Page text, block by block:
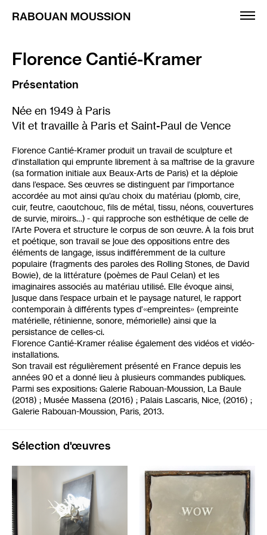
RABOUAN MOUSSION
Expositions
Artistes
Foires
Éditions
Informations
English
Florence Cantié-Kramer
Présentation
Née en 1949 à Paris
Vit et travaille à Paris et Saint-Paul de Vence
Florence Cantié-Kramer produit un travail de sculpture et
d’installation qui emprunte librement à sa maîtrise de la gravure
(sa formation initiale aux Beaux-Arts de Paris) et la déploie
dans l’espace. Ses œuvres se distinguent par l’importance
accordée au mot ainsi qu’au choix du matériau (plomb, cire,
cuir, feutre, caoutchouc, fils de métal, tissu, néons, couvertures
de survie, miroirs…) - qui rapproche son esthétique de celle de
l’Arte Povera et structure le corpus de son œuvre. À la fois brut
et poétique, son travail se joue des oppositions entre des
éléments de langage, issus indifféremment de la culture
populaire (fragments des paroles des Rolling Stones, de David
Bowie), de la littérature (poèmes de Paul Celan) et les
imaginaires associés au matériau utilisé. Elle évoque ainsi,
jusque dans l’espace urbain et le paysage naturel, le rapport
contemporain à différents types d’«empreintes» (empreinte
matérielle, rétinienne, sonore, mémorielle) ainsi que la
persistance de celles-ci.
Florence Cantié-Kramer réalise également des vidéos et vidéo-
installations.
Son travail est régulièrement présenté en France depuis les
années 90 et a donné lieu à plusieurs commandes publiques.
Parmi ses expositions: Galerie Rabouan-Moussion, La Baule
(2018) ; Musée Massena (2016) ; Palais Lascaris, Nice, (2016) ;
Galerie Rabouan-Moussion, Paris, 2013.
Sélection d'œuvres